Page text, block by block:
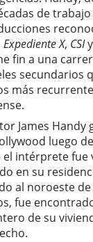
de
Expediente X, CSI
fin a una
secundarios
más
James
luego
intérprete fue
en su
al noroeste de
fue
de su